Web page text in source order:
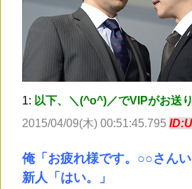
1: 以下、＼(^o^)／でVIPがお送
2015/04/09(木) 00:51:45.795
俺「お疲れ様です。○○さんい
新人「はい。」